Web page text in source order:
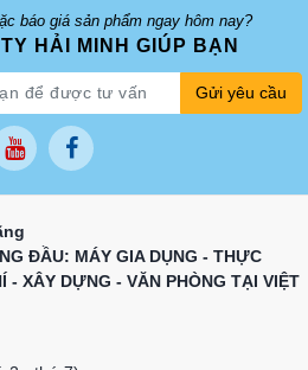
báo giá sản phẩm ngay hôm nay?
HẢI MINH GIÚP BẠN
Gửi yêu cầu
ĐẦU: MÁY GIA DỤNG - THỰC
- XÂY DỰNG - VĂN PHÒNG TẠI VIỆT